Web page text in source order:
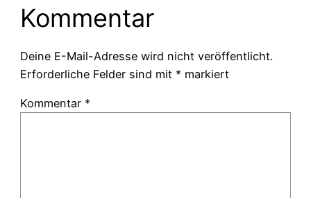
Kommentar
Deine E-Mail-Adresse wird nicht veröffentlicht.
Erforderliche Felder sind mit * markiert
Kommentar *